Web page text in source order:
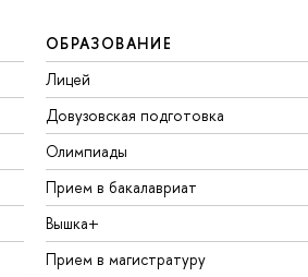
ОБРАЗОВАНИЕ
Лицей
Довузовская подготовка
Олимпиады
Прием в бакалавриат
Вышка+
Прием в магистратуру